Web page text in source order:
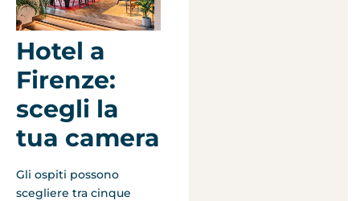
Hotel a
Firenze:
scegli la
tua camera
Gli ospiti possono
scegliere tra cinque